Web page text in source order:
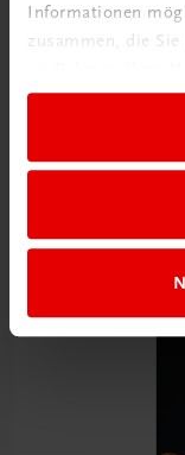
Informationen
zusammen, die
Kochbuch von